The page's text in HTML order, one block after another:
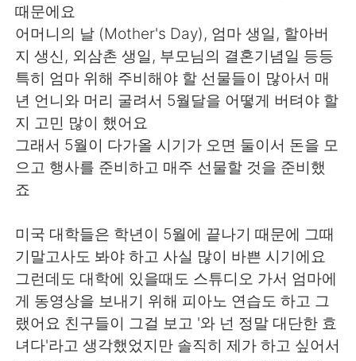
때문에요
어머니의 날 (Mother's Day), 엄마 생일, 할아버
지 생신, 외삼촌 생일, 부모님의 결혼기념일 등등
특히 엄마 위해 주비해야 할 선물들이 많아서 매
년 언니와 머리 굴려서 5월달을 어떻게 버텨야 할
지 고민 많이 했어요
그래서 5월이 다가올 시기가 오면 둘이서 돈을 모
으고 행사를 준비하고 매주 선물할 것을 준비했
죠
미국 대학들은 학년이 5월에 끝나기 때문에 그때
기말고사도 봐야 하고 사실 많이 바쁜 시기에요
그런데도 대학에 있을때도 스튜디오 가서 엄마에
게 동영상을 보내기 위해 피아노 연습도 하고 그
랬어요 친구들이 그걸 보고 '와 넌 정말 대단한 효
녀다'라고 생각했었지만 솔직히 제가 하고 싶어서